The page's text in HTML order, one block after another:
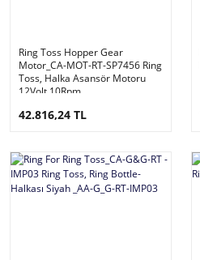
Ring Toss Hopper Gear
Motor_CA-MOT-RT-SP7456 Ring
Toss, Halka Asansör Motoru
12Volt 10Rpm
42.816,24 TL